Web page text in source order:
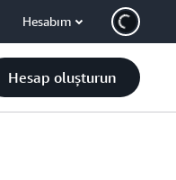
Hesabım
Hesap oluşturun